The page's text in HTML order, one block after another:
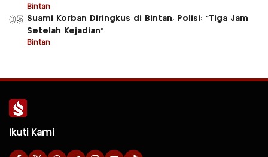
Bintan
05 Suami Korban Diringkus di Bintan, Polisi: “Tiga Jam
Setelah Kejadian”
Bintan
Ikuti Kami